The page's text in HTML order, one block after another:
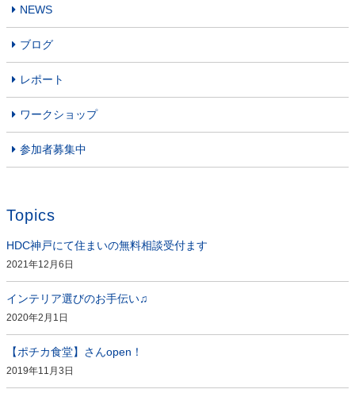
NEWS
ブログ
レポート
ワークショップ
参加者募集中
Topics
HDC神戸にて住まいの無料相談受付ます
2021年12月6日
インテリア選びのお手伝い♫
2020年2月1日
【ポチカ食堂】さんopen！
2019年11月3日